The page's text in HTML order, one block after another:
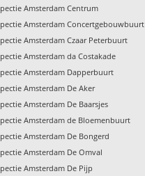
Amsterdam Centrum
Amsterdam Concertgebouwbuurt
Amsterdam Czaar Peterbuurt
Amsterdam da Costakade
Amsterdam Dapperbuurt
Amsterdam De Aker
Amsterdam De Baarsjes
Amsterdam de Bloemenbuurt
Amsterdam De Bongerd
Amsterdam De Omval
Amsterdam De Pijp